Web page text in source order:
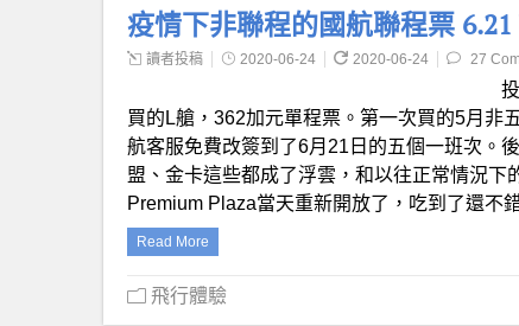
疫情下非聯程的國航聯程票 6.21
讀者投稿 2020-06-24 2020-06-24 27
買的L艙，362加元單程票。第一次買的5月非
航客服免費改簽到了6月21日的五個一班次。
盟、金卡這些都成了浮雲，和以往正常情況
Premium Plaza當天重新開放了，吃到了還不
Read More
飛行體驗